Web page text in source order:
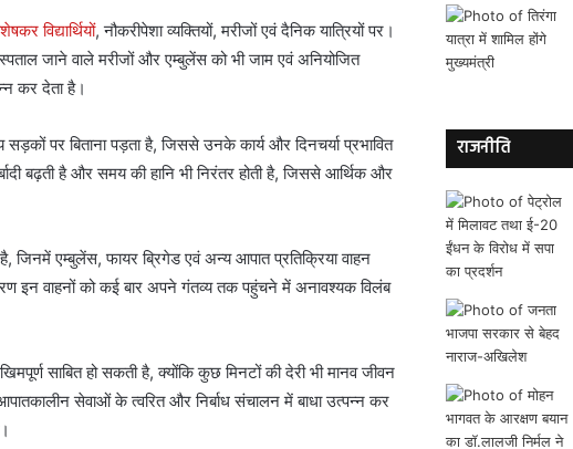
विद्यार्थियों, नौकरीपेशा व्यक्तियों, मरीजों एवं दैनिक यात्रियों पर।
जाने वाले मरीजों और एम्बुलेंस को भी जाम एवं अनियोजित
कर देता है।
पर बिताना पड़ता है, जिससे उनके कार्य और दिनचर्या प्रभावित
बढ़ती है और समय की हानि भी निरंतर होती है, जिससे आर्थिक और
जिनमें एम्बुलेंस, फायर ब्रिगेड एवं अन्य आपात प्रतिक्रिया वाहन
इन वाहनों को कई बार अपने गंतव्य तक पहुंचने में अनावश्यक विलंब
साबित हो सकती है, क्योंकि कुछ मिनटों की देरी भी मानव जीवन
सेवाओं के त्वरित और निर्बाध संचालन में बाधा उत्पन्न कर
राजनीति